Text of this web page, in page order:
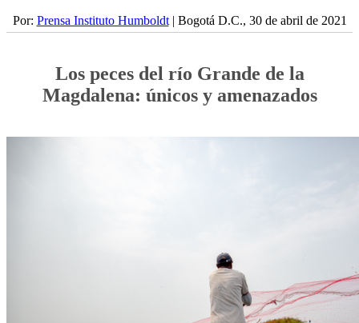
Por: Prensa Instituto Humboldt| Bogotá D.C., 30 de abril de 2021
Los peces del río Grande de la
Magdalena: únicos y amenazados